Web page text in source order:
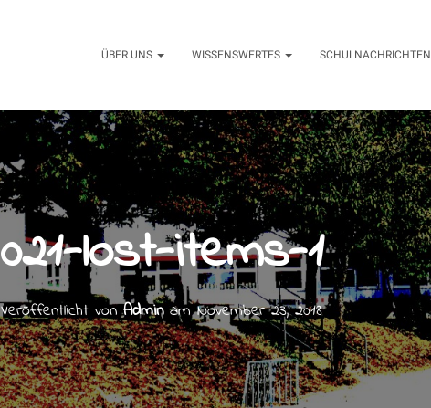
ÜBER UNS WISSENSWERTES SCHULNACHRICHTEN
021-lost-items-1
Veröffentlicht vonAdminamNovember 23, 2018